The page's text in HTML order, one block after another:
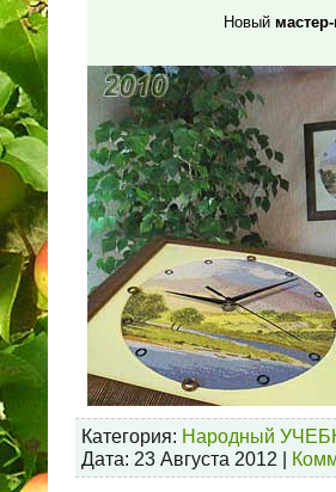
Новый
Категория: Народный
Дата: 23 Августа 2012